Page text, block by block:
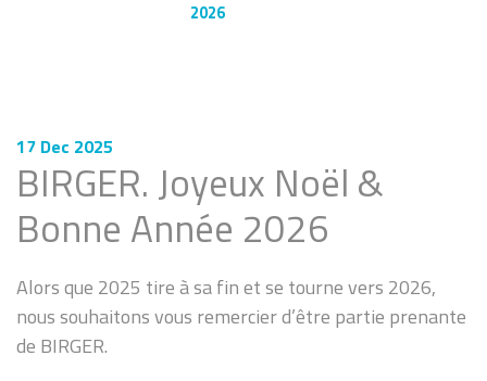
2026
17 Dec 2025
BIRGER. Joyeux Noël &
Bonne Année 2026
Alors que 2025 tire à sa fin et se tourne vers 2026,
nous souhaitons vous remercier d’être partie prenante
de BIRGER.